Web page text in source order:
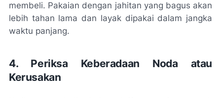
membeli. Pakaian dengan jahitan yang bagus akan
lebih tahan lama dan layak dipakai dalam jangka
waktu panjang.
4. Periksa Keberadaan Noda atau
Kerusakan